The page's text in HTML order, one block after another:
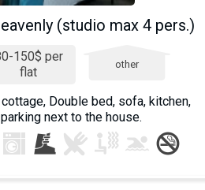
(studio max 4 pers.)
150$ per
flat
other
Double bed, sofa, kitchen,
next to the house.